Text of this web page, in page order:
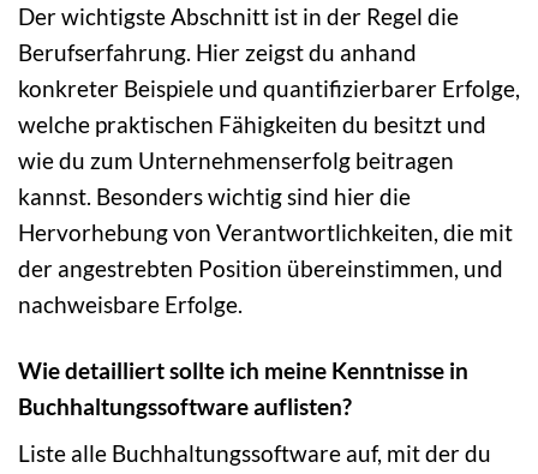
Der wichtigste Abschnitt ist in der Regel die
Berufserfahrung. Hier zeigst du anhand
konkreter Beispiele und quantifizierbarer Erfolge,
welche praktischen Fähigkeiten du besitzt und
wie du zum Unternehmenserfolg beitragen
kannst. Besonders wichtig sind hier die
Hervorhebung von Verantwortlichkeiten, die mit
der angestrebten Position übereinstimmen, und
nachweisbare Erfolge.
Wie detailliert sollte ich meine Kenntnisse in
Buchhaltungssoftware auflisten?
Liste alle Buchhaltungssoftware auf, mit der du